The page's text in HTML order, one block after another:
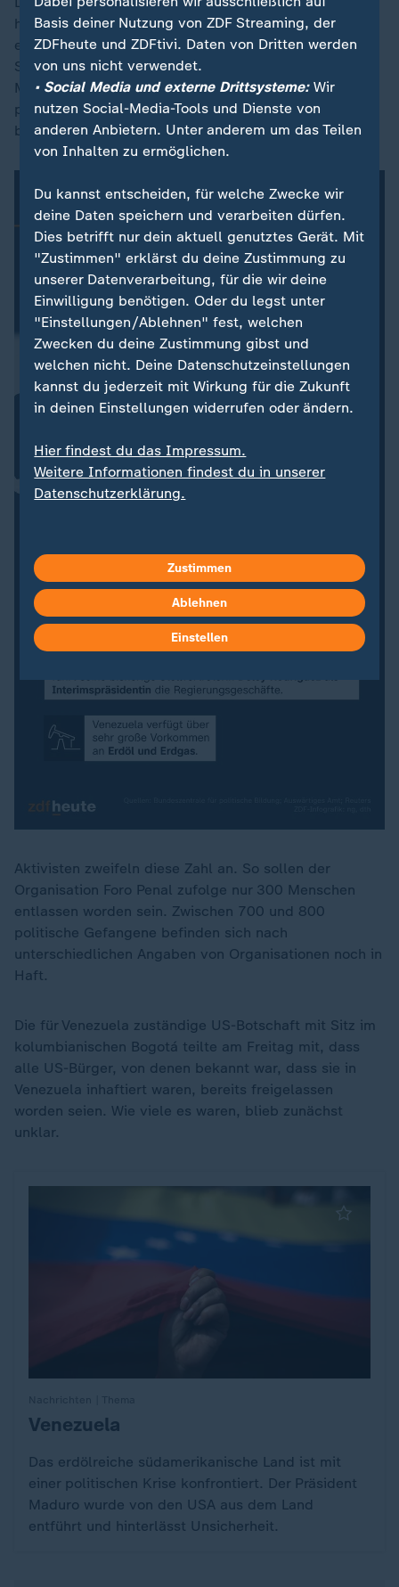
hatte jedoch Finanzierungsprobleme und wurde
eingestellt. Später wurde es zum Sebin-Hauptquartier.
Seit Wochen fordern Angehörige und
Menschenrechtsorganisationen die Freilassung aller
politischen Häftlinge. Laut der Regierung wurden
bereits mehr als 600 Menschen freigelassen.
Aktivisten zweifeln diese Zahl an. So sollen der
Organisation Foro Penal zufolge nur 300 Menschen
entlassen worden sein. Zwischen 700 und 800
politische Gefangene befinden sich nach
unterschiedlichen Angaben von Organisationen noch in
Haft.
Die für Venezuela zuständige US-Botschaft mit Sitz im
kolumbianischen Bogotá teilte am Freitag mit, dass
alle US-Bürger, von denen bekannt war, dass sie in
Venezuela inhaftiert waren, bereits freigelassen
worden seien. Wie viele es waren, blieb zunächst
unklar.
:
Venezuela
Das erdölreiche südamerikanische Land ist mit
einer politischen Krise konfrontiert. Der Präsident
Maduro wurde von den USA aus dem Land
entführt und hinterlässt Unsicherheit.
Basis deiner Nutzung von ZDF Streaming, der
ZDFheute und ZDFtivi. Daten von Dritten werden
von uns nicht verwendet.
• Social Media und externe Drittsysteme:Wir
nutzen Social-Media-Tools und Dienste von
anderen Anbietern. Unter anderem um das Teilen
von Inhalten zu ermöglichen.
Du kannst entscheiden, für welche Zwecke wir
deine Daten speichern und verarbeiten dürfen.
Dies betrifft nur dein aktuell genutztes Gerät. Mit
"Zustimmen" erklärst du deine Zustimmung zu
unserer Datenverarbeitung, für die wir deine
Einwilligung benötigen. Oder du legst unter
"Einstellungen/Ablehnen" fest, welchen
Zwecken du deine Zustimmung gibst und
welchen nicht. Deine Datenschutzeinstellungen
kannst du jederzeit mit Wirkung für die Zukunft
in deinen Einstellungen widerrufen oder ändern.
Hier findest du das Impressum.
Weitere Informationen findest du in unserer
Datenschutzerklärung.
Zustimmen
Ablehnen
Einstellen